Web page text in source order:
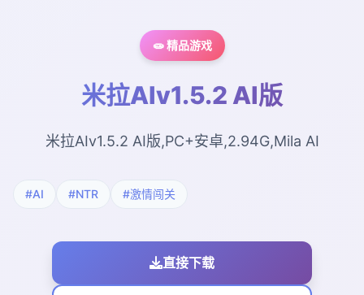
🧫 精品游戏
米拉AIv1.5.2 AI版
米拉AIv1.5.2 AI版,PC+安卓,2.94G,Mila AI
#AI #NTR #激情闯关
直接下载